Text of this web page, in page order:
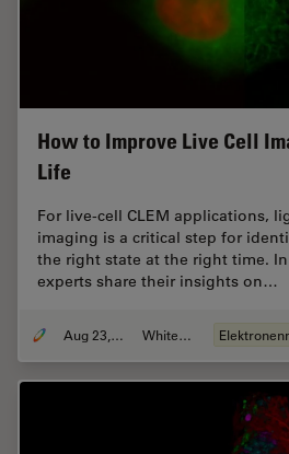
How to Improve Live Cell
Life
For live-cell CLEM applications,
imaging is a critical step for
the right state at the right time.
experts share their insights on…
Aug 23, 2021 Whitepaper